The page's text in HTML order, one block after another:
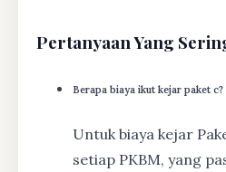
Pertanyaan Yang
Berapa biaya ikut kejar paket c?
Untuk biaya kejar
setiap PKBM, yang